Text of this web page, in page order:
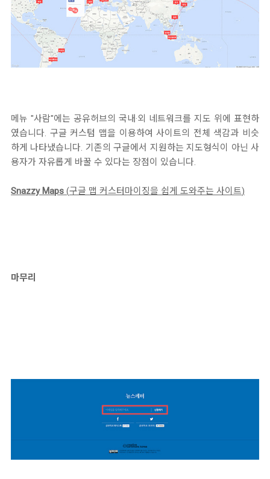
메뉴 "사람"에는 공유허브의 국내·외 네트워크를 지도 위에 표현하
였습니다. 구글 커스텀 맵을 이용하여 사이트의 전체 색감과 비슷
하게 나타냈습니다. 기존의 구글에서 지원하는 지도형식이 아닌 사
용자가 자유롭게 바꿀 수 있다는 장점이 있습니다.
Snazzy Maps (구글 맵 커스터마이징을 쉽게 도와주는 사이트)
마무리